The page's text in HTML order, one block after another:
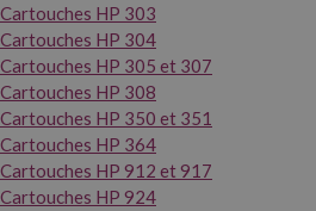
Cartouches HP 303
Cartouches HP 304
Cartouches HP 305 et 307
Cartouches HP 308
Cartouches HP 350 et 351
Cartouches HP 364
Cartouches HP 912 et 917
Cartouches HP 924